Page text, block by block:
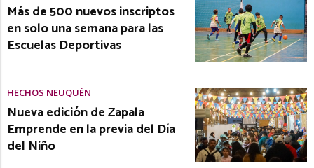
Más de 500 nuevos inscriptos
en solo una semana para las
Escuelas Deportivas
HECHOS NEUQUÉN
Nueva edición de Zapala
Emprende en la previa del Día
del Niño